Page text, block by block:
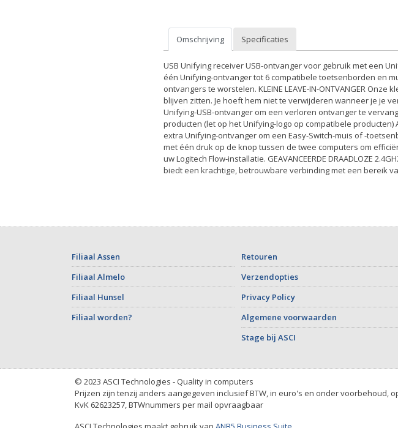
Omschrijving Specificaties
USB Unifying receiver USB-ontvanger voor gebruik met een
één Unifying-ontvanger tot 6 compatibele toetsenborden en
ontvangers te worstelen. KLEINE LEAVE-IN-ONTVANGER
blijven zitten. Je hoeft hem niet te verwijderen wanneer je je
Unifying-USB-ontvanger om een verloren ontvanger te
producten (let op het Unifying-logo op compatibele producten)
extra Unifying-ontvanger om een Easy-Switch-muis of -
met één druk op de knop tussen de twee computers om
uw Logitech Flow-installatie. GEAVANCEERDE DRAADLOZE
biedt een krachtige, betrouwbare verbinding met een bereik
Filiaal Assen
Filiaal Almelo
Filiaal Hunsel
Filiaal worden?
Retouren
Verzendopties
Privacy Policy
Algemene voorwaarden
Stage bij ASCI
© 2023 ASCI Technologies - Quality in computers
Prijzen zijn tenzij anders aangegeven inclusief BTW, in euro's en onder voorbehoud,
KvK 62623257, BTWnummers per mail opvraagbaar